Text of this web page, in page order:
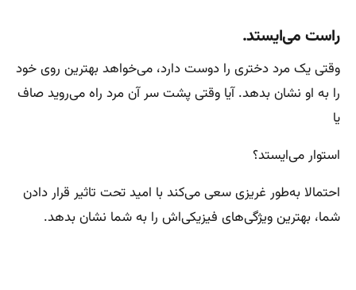
راست می‌ایستد.
وقتی یک مرد دختری را دوست دارد، می‌خواهد بهترین روی خود
را به او نشان بدهد. آیا وقتی پشت سر آن مرد راه می‌روید صاف
یا
استوار می‌ایستد؟
احتمالا به‌طور غریزی سعی می‌کند با امید تحت تاثیر قرار دادن
شما، بهترین ویژگی‌های فیزیکی‌اش را به شما نشان بدهد.